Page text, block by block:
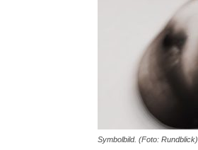
Symbolbild. (Foto: Rundblick)